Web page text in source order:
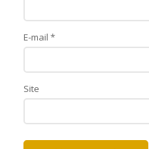
E-mail *
Site